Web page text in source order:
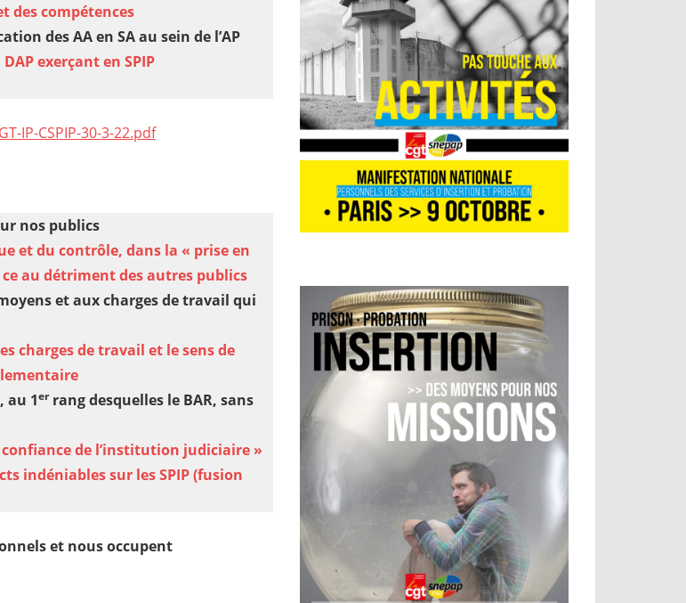
des compétences
des AA en SA au sein de l’AP
exerçant en SPIP
IP-CSPIP-30-3-22.pdf
nos publics
et du contrôle, dans la « prise en
au détriment des autres publics
et aux charges de travail qui
charges de travail et le sens de
au 1errang desquelles le BAR, sans
de l’institution judiciaire »
indéniables sur les SPIP (fusion
et nous occupent